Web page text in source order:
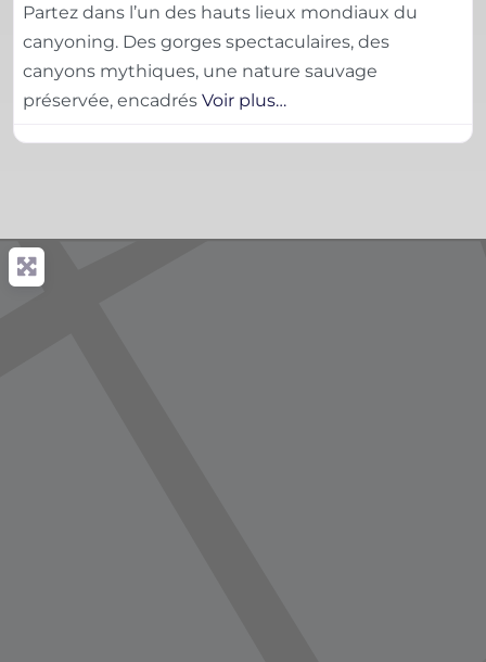
Partez dans l’un des hauts lieux mondiaux du
canyoning. Des gorges spectaculaires, des
canyons mythiques, une nature sauvage
préservée, encadrés Voir plus…